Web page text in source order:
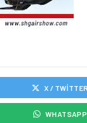
X /
WHATSAPP